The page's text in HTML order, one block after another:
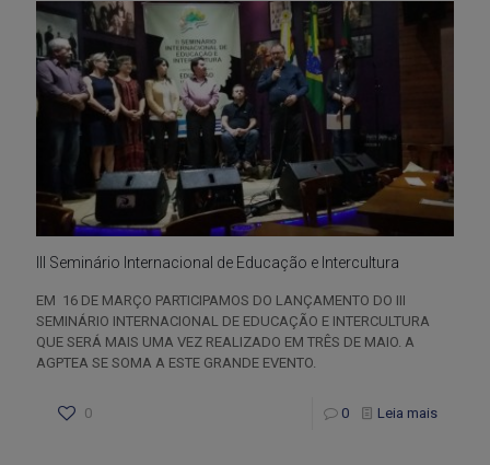
III Seminário Internacional de Educação e Intercultura
EM 16 DE MARÇO PARTICIPAMOS DO LANÇAMENTO DO III
SEMINÁRIO INTERNACIONAL DE EDUCAÇÃO E INTERCULTURA
QUE SERÁ MAIS UMA VEZ REALIZADO EM TRÊS DE MAIO. A
AGPTEA SE SOMA A ESTE GRANDE EVENTO.
0 0 Leia mais